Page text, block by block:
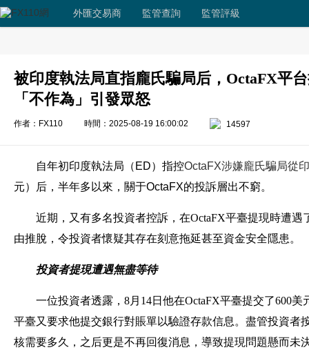
外匯交易商 監管查詢 監管評級
被印度執法局直指龐氏騙局后，OctaFX平
「不作為」引發眾怒
作者：FX110 時間：2025-08-19 16:00:02 14597
自年初印度執法局（ED）指控OctaFX涉嫌龐氏騙局從
元）后，半年多以來，關于OctaFX的投訴層出不窮。
近期，又有多名投資者控訴，在OctaFX平臺提現時遭
由推脫，令投資者懷疑其存在刻意拖延甚至資金安全隱患。
投資者提現遭遇無盡等待
一位投資者透露，8月14日他在OctaFX平臺提交了600
平臺又要求他提交銀行對賬單以驗證存款信息。盡管投資者
核需要多久，之后更是不再回復消息，導致提現問題懸而未